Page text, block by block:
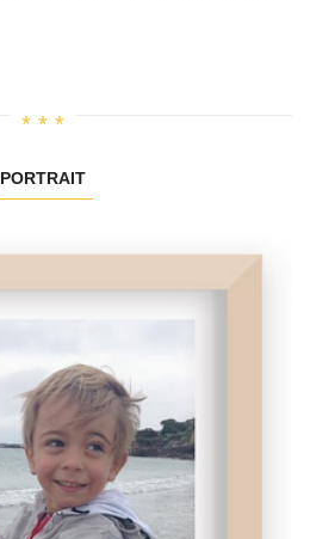
PORTRAIT